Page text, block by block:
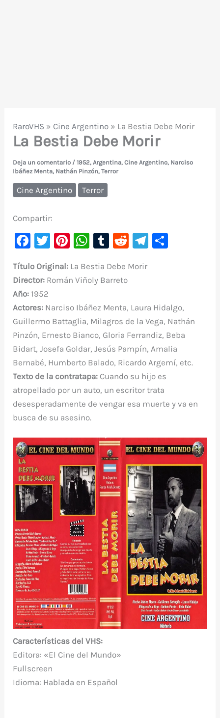
RaroVHS » Cine Argentino » La Bestia Debe Morir
La Bestia Debe Morir
Deja un comentario /1952,Argentina,Cine Argentino, Narciso
Ibáñez Menta, Nathán Pinzón,Terror
Cine Argentino Terror
Compartir:
F
c
e
b
o
o
k
T
it
te
r
Pi
er
e
st
W
at
s
A
p
p
T
m
bl
r
R
d
t
Te
m ar
ti
r
Título Original: La Bestia Debe Morir
Director: Román Viñoly Barreto
Año: 1952
Actores: Narciso Ibáñez Menta, Laura Hidalgo,
Guillermo Battaglia, Milagros de la Vega, Nathán
Pinzón, Ernesto Bianco, Gloria Ferrandiz, Beba
Bidart, Josefa Goldar, Jesús Pampín, Amalia
Bernabé, Humberto Balado, Ricardo Argemí, etc.
Texto de la contratapa: Cuando su hijo es
atropellado por un auto, un escritor trata
desesperadamente de vengar esa muerte y va en
busca de su asesino.
Características del VHS:
Editora: «El Cine del Mundo»
Fullscreen
Idioma: Hablada en Español